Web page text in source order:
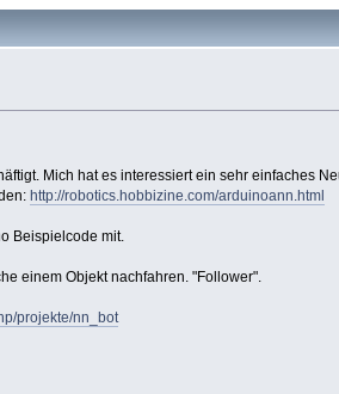
Mich hat es interessiert ein sehr einfaches
http://robotics.hobbizine.com/arduinoann.html
Beispielcode mit.
einem Objekt nachfahren. "Follower".
projekte/nn_bot